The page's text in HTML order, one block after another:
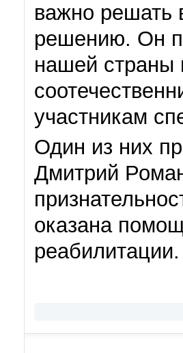
важно решать
решению. Он
нашей страны
участникам
Один из них
Дмитрий
оказана
реабилитации.